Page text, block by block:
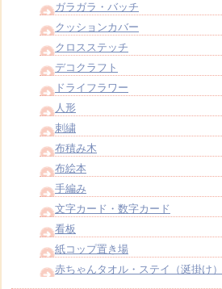
ガラガラ・バッチ
クッションカバー
クロスステッチ
デコクラフト
ドライフラワー
人形
刺繍
布積み木
布絵本
手編み
文字カード・数字カード
看板
紙コップ置き場
赤ちゃんタオル・ステイ（涎掛け）